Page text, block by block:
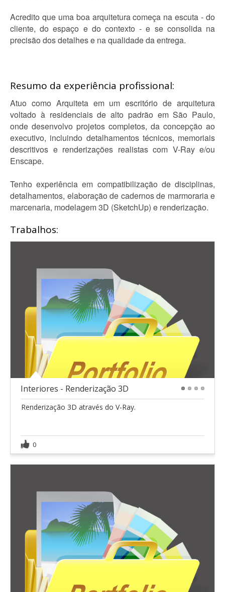
Acredito que uma boa arquitetura começa na escuta - do
cliente, do espaço e do contexto - e se consolida na
precisão dos detalhes e na qualidade da entrega.
Resumo da experiência profissional:
Atuo como Arquiteta em um escritório de arquitetura
voltado à residenciais de alto padrão em São Paulo,
onde desenvolvo projetos completos, da concepção ao
executivo, incluindo detalhamentos técnicos, memoriais
descritivos e renderizações realistas com V-Ray e/ou
Enscape.
Tenho experiência em compatibilização de disciplinas,
detalhamentos, elaboração de cadernos de marmoraria e
marcenaria, modelagem 3D (SketchUp) e renderização.
Trabalhos:
Interiores - Renderização 3D
Renderização 3D através do V-Ray.
0